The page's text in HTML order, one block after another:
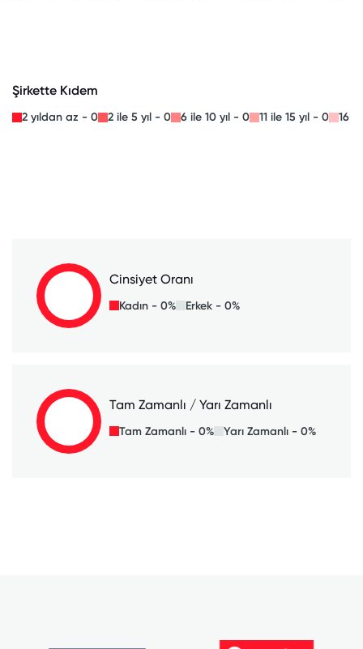
Şirkette Kıdem
2 yıldan az - 0 2 ile 5 yıl - 0 6 ile 10 yıl - 0 11 ile 15 yıl - 0 16
Cinsiyet Oranı
Kadın - 0% Erkek - 0%
Tam Zamanlı / Yarı Zamanlı
Tam Zamanlı - 0% Yarı Zamanlı - 0%